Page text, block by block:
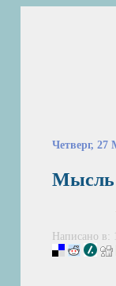
Четверг, 27
Мысль
Написано в: